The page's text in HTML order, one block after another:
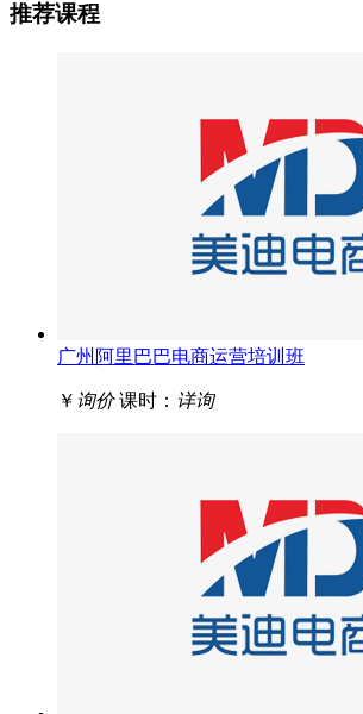
推荐课程
广州阿里巴巴电商运营培训班
￥ 询价 课时： 详询